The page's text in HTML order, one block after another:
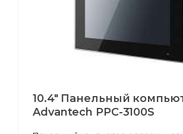
10.4" Панельный
Advantech PPC-3100S